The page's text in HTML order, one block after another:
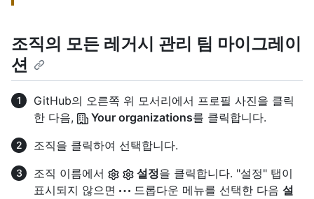
조직의 모든 레거시 관리 팀 마이그레이
션
GitHub의 오른쪽 위 모서리에서 프로필 사진을 클릭
한 다음,
Your organizations를 클릭합니다.
조직을 클릭하여 선택합니다.
조직 이름에서
설정을 클릭합니다. "설정" 탭이
표시되지 않으면
드롭다운 메뉴를 선택한 다음 설